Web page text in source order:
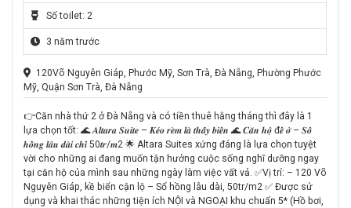
Số toilet: 2
3 năm trước
120Võ Nguyên Giáp, Phước Mỹ, Sơn Trà, Đà Nẵng, Phường Phước
Mỹ, Quận Sơn Trà, Đà Nẵng
👉Căn nhà thứ 2 ở Đà Nẵng và có tiền thuê hằng tháng thì đây là 1
lựa chọn tốt: 🌊 𝑨𝒍𝒕𝒂𝒓𝒂 𝑺𝒖𝒊𝒕𝒆 – 𝑲𝒆́𝒐 𝒓𝒆̀𝒎 𝒍𝒂̀ 𝒕𝒉𝒂̂́𝒚 𝒃𝒊𝒆̂̉𝒏 🌊 𝑪𝒂̆𝒏 𝒉𝒐̣̂ đ𝒆̂̉ 𝒐̛̉ – 𝑺𝒐̂̉
𝒉𝒐̂̀𝒏𝒈 𝒍𝒂̂𝒖 𝒅𝒂̀𝒊 𝒄𝒉𝒊̉ 50𝒕𝒓/𝒎2 🌟 Altara Suites xứng đáng là lựa chọn tuyệt
vời cho những ai đang muốn tận hưởng cuộc sống nghĩ dưỡng ngay
tại căn hộ của mình sau những ngày làm việc vất vả. ✅️Vị trí: – 120 Võ
Nguyên Giáp, kề biển cận lộ – Sổ hồng lâu dài, 50tr/m2 ✅️ Được sử
dụng và khai thác những tiện ích NỘI và NGOẠI khu chuẩn 5* (Hồ bơi,